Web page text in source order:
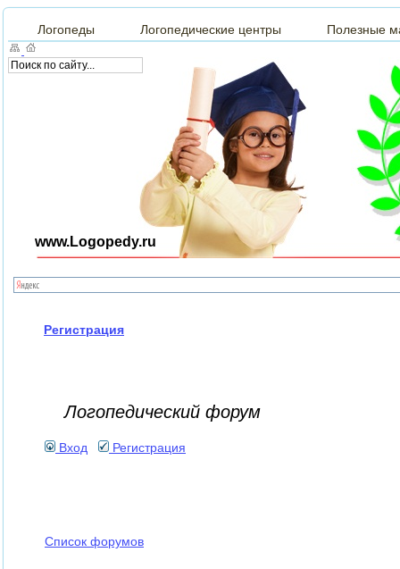
Логопеды Логопедические центры Полезные
www.Logopedy.ru
Регистрация
Логопедический форум
Вход Регистрация
Список форумов